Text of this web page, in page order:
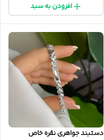
افزودن به سبد
دستبند جواهری نقره خاص